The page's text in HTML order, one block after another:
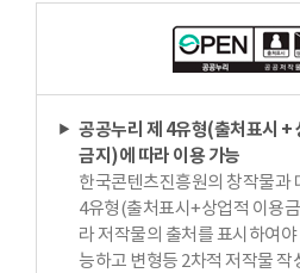
공공누리 제 4유형(출처표시 +
금지)에 따라 이용 가능
한국콘텐츠진흥원의 창작물과
4유형(출처표시+상업적 이용
라 저작물의 출처를 표시하여
능하고 변형등 2차적 저작물 작